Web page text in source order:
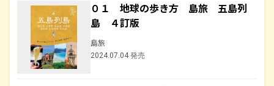
０１ 地球の歩き方 島旅 五島列
島 ４訂版
島旅
2024.07.04 発売